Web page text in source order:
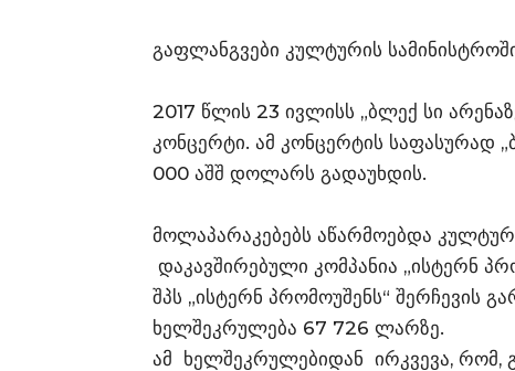
გაფლანგვები კულტურის
2017 წლის 23 ივლისს „ბლექ სი
კონცერტი. ამ კონცერტის საფასურად
000 აშშ დოლარს გადაუხდის.
მოლაპარაკებებს აწარმოებდა
დაკავშირებული კომპანია „ისტერნ
შპს „ისტერნ პრომოუშენს“ შერჩევის
ხელშეკრულება 67 726 ლარზე.
ამ ხელშეკრულებიდან ირკვევა, რომ,